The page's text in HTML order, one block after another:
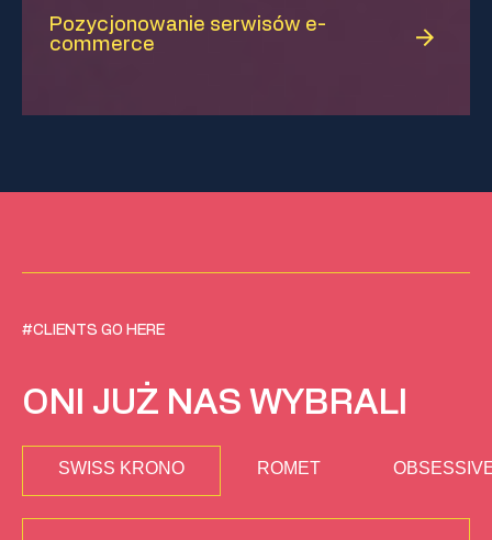
Pozycjonowanie serwisów e-
commerce
#CLIENTS GO HERE
ONI JUŻ NAS WYBRALI
SWISS KRONO ROMET